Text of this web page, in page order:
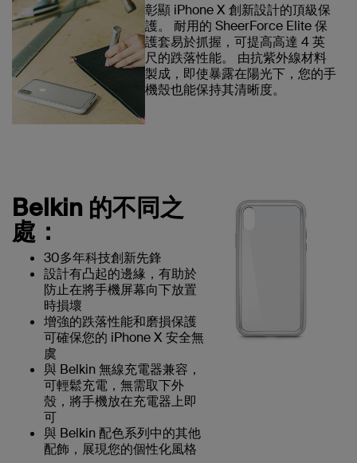
彰顯 iPhone X 創新設計的頂級保
護。 耐用的 SheerForce Elite 保
護套易於抓握，可提高高達 4 英
尺的跌落性能。 由抗紫外線材料
製成，即使暴露在陽光下，您的手
機殼也能保持其清晰度。
Belkin 的不同之
處：
30多年科技創新先鋒
設計有凸起的邊緣，有助於
防止在將手機屏幕向下放置
時損壞
增強的跌落性能和磨損保護
可確保您的 iPhone X 安全無
虞
與 Belkin 無線充電器兼容，
可輕鬆充電，無需取下外
殼，將手機放在充電器上即
可
與 Belkin 配色系列中的其他
配飾，展現您的個性化風格